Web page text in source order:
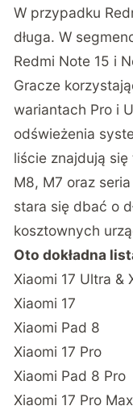
W przypadku
długa. W
Redmi Note 15 i
Gracze
wariantach Pro i
odświeżenia
liście znajdują się
M8, M7 oraz
stara się dbać o
kosztownych
Oto dokładna
Xiaomi 17 Ultra &
Xiaomi 17
Xiaomi Pad 8
Xiaomi 17 Pro
Xiaomi Pad 8 Pro
Xiaomi 17 Pro Max